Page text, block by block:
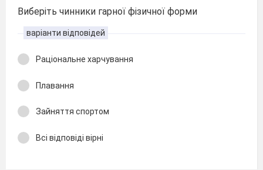
Виберіть чинники гарної фізичної форми
варіанти відповідей
Раціональне харчування
Плавання
Зайняття спортом
Всі відповіді вірні